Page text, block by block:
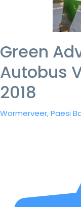
Green
Autobus
2018
Wormerveer, Paesi